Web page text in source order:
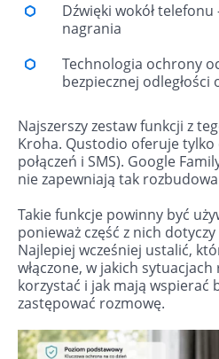
Dźwięki wokół
nagrania
Technologia ochrony
bezpiecznej odległości
Najszerszy zestaw funkcji z
Kroha. Qustodio oferuje tylko
połączeń i SMS). Google
nie zapewniają tak
Takie funkcje powinny być
ponieważ część z nich
Najlepiej wcześniej ustalić,
włączone, w jakich
korzystać i jak mają wspierać
zastępować rozmowę.